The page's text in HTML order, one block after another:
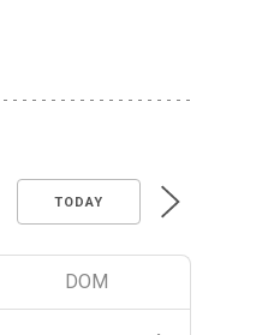
TODAY
DOM